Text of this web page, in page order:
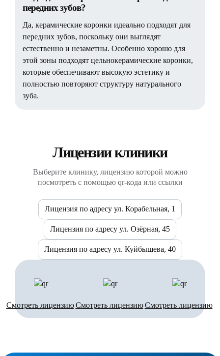
передних зубов?
Да, керамические коронки идеально подходят для
передних зубов, поскольку они выглядят
естественно и незаметны. Особенно хорошо для
этой зоны подходят цельнокерамические коронки,
которые обеспечивают высокую эстетику и
полностью повторяют структуру натурального
зуба.
Лицензии клиники
Выберите клинику, лицензию которой можно
посмотреть с помощью qr-кода или ссылки
Лицензия по адресу ул. Корабельная, 1
Лицензия по адресу ул. Озёрная, 45
Лицензия по адресу ул. Куйбышева, 40
Смотреть лицензию Смотреть лицензию Смотреть лицензию